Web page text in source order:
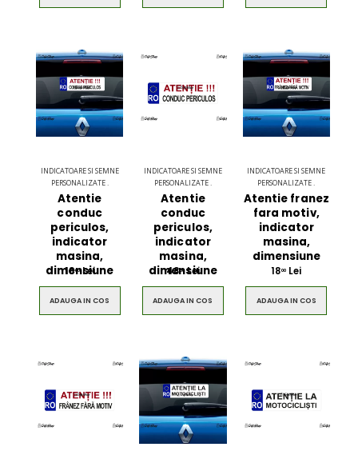
INDICATOARE SI SEMNE
PERSONALIZATE .
Atentie
conduc
periculos,
indicator
masina,
dimensiune
1800Lei
ADAUGA IN COS
INDICATOARE SI SEMNE
PERSONALIZATE .
Atentie
conduc
periculos,
indicator
masina,
dimensiune
4800Lei
ADAUGA IN COS
INDICATOARE SI SEMNE
PERSONALIZATE .
Atentie franez
fara motiv,
indicator
masina,
dimensiune
1800 Lei
ADAUGA IN COS